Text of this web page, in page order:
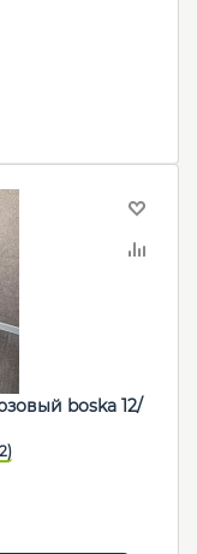
boska 12/